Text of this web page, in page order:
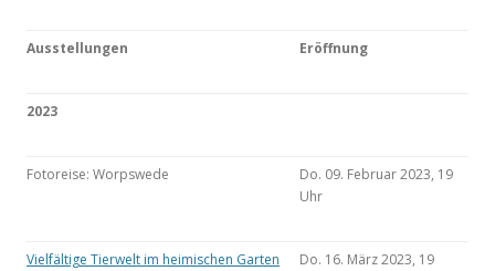
Ausstellungen Eröffnung
2023
Fotoreise: Worpswede
Do. 09. Februar 2023, 19
Uhr
Vielfältige Tierwelt im heimischen Garten
Do. 16. März 2023, 19